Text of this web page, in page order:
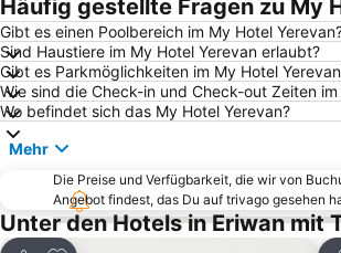
Häufig gestellte Fragen zu My
Gibt es einen Poolbereich im My Hotel
Sind Haustiere im My Hotel Yerevan erlaubt?
Gibt es Parkmöglichkeiten im My Hotel
Wie sind die Check-in und Check-out Zeiten
Wo befindet sich das My Hotel Yerevan?
Mehr
Die Preise und Verfügbarkeit, die wir von
Angebot findest, das Du auf trivago gesehen
Unter den Hotels in Eriwan mit